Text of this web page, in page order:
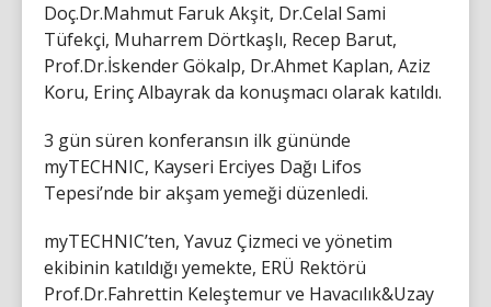
Doç.Dr.Mahmut Faruk Akşit, Dr.Celal Sami
Tüfekçi, Muharrem Dörtkaşlı, Recep Barut,
Prof.Dr.İskender Gökalp, Dr.Ahmet Kaplan, Aziz
Koru, Erinç Albayrak da konuşmacı olarak katıldı.
3 gün süren konferansın ilk gününde
myTECHNIC, Kayseri Erciyes Dağı Lifos
Tepesi’nde bir akşam yemeği düzenledi.
myTECHNIC’ten, Yavuz Çizmeci ve yönetim
ekibinin katıldığı yemekte, ERÜ Rektörü
Prof.Dr.Fahrettin Keleştemur ve Havacılık&Uzay